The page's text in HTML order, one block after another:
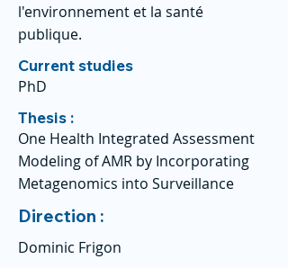
l'environnement et la santé
publique.
Current studies
PhD
Thesis :
One Health Integrated Assessment
Modeling of AMR by Incorporating
Metagenomics into Surveillance
Direction :
Dominic Frigon